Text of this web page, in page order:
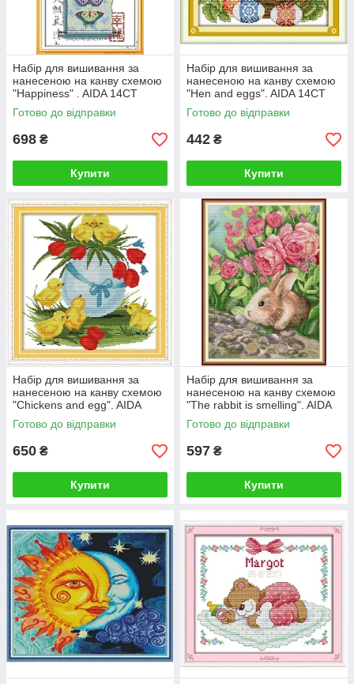
Набір для вишивання за
нанесеною на канву схемою
"Happiness" . AIDA 14CT
printed, 29*44 см
Готово до відправки
698 ₴
Купити
Набір для вишивання за
нанесеною на канву схемою
"Hen and eggs". AIDA 14CT
printed, 28*22 см
Готово до відправки
442 ₴
Купити
Набір для вишивання за
нанесеною на канву схемою
"Chickens and egg". AIDA
14CT printed, 34*34 см
Готово до відправки
650 ₴
Купити
Набір для вишивання за
нанесеною на канву схемою
"The rabbit is smelling". AIDA
14CT printed, 33*43 см
Готово до відправки
597 ₴
Купити